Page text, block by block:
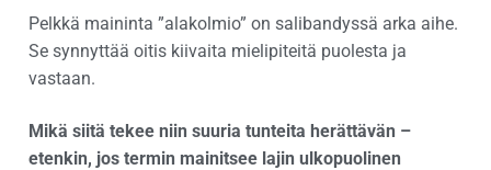
Pelkkä maininta ”alakolmio” on salibandyssä arka aihe.
Se synnyttää oitis kiivaita mielipiteitä puolesta ja
vastaan.
Mikä siitä tekee niin suuria tunteita herättävän –
etenkin, jos termin mainitsee lajin ulkopuolinen